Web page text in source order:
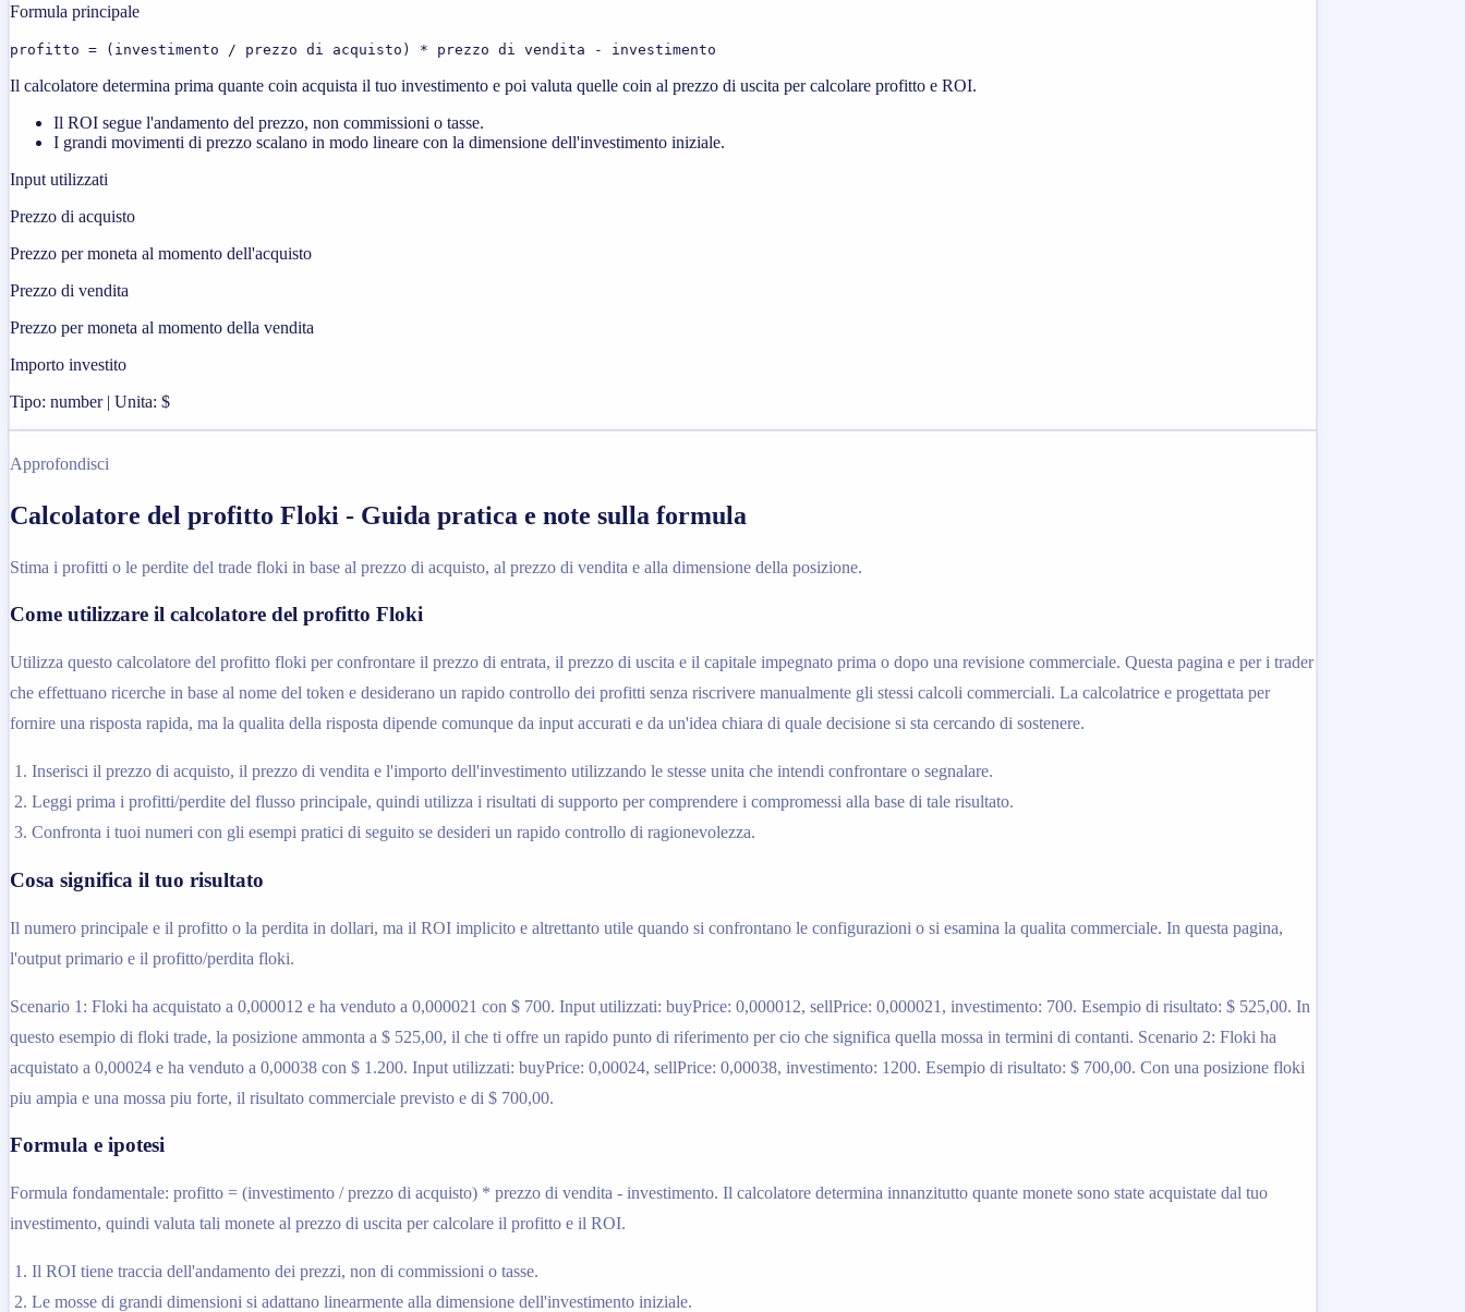
Formula principale
profitto = (investimento / prezzo di acquisto) * prezzo di vendita - investimento
Il calcolatore determina prima quante coin acquista il tuo investimento e poi valuta quelle coin al prezzo di uscita per calcolare profitto e ROI.
Il ROI segue l'andamento del prezzo, non commissioni o tasse.
I grandi movimenti di prezzo scalano in modo lineare con la dimensione dell'investimento iniziale.
Input utilizzati
Prezzo di acquisto
Prezzo per moneta al momento dell'acquisto
Prezzo di vendita
Prezzo per moneta al momento della vendita
Importo investito
Tipo: number | Unita: $
Approfondisci
Calcolatore del profitto Floki - Guida pratica e note sulla formula
Stima i profitti o le perdite del trade floki in base al prezzo di acquisto, al prezzo di vendita e alla dimensione della posizione.
Come utilizzare il calcolatore del profitto Floki
Utilizza questo calcolatore del profitto floki per confrontare il prezzo di entrata, il prezzo di uscita e il capitale impegnato prima o dopo una revisione commerciale. Questa pagina e per i trader
che effettuano ricerche in base al nome del token e desiderano un rapido controllo dei profitti senza riscrivere manualmente gli stessi calcoli commerciali. La calcolatrice e progettata per
fornire una risposta rapida, ma la qualita della risposta dipende comunque da input accurati e da un'idea chiara di quale decisione si sta cercando di sostenere.
Inserisci il prezzo di acquisto, il prezzo di vendita e l'importo dell'investimento utilizzando le stesse unita che intendi confrontare o segnalare.
Leggi prima i profitti/perdite del flusso principale, quindi utilizza i risultati di supporto per comprendere i compromessi alla base di tale risultato.
Confronta i tuoi numeri con gli esempi pratici di seguito se desideri un rapido controllo di ragionevolezza.
Cosa significa il tuo risultato
Il numero principale e il profitto o la perdita in dollari, ma il ROI implicito e altrettanto utile quando si confrontano le configurazioni o si esamina la qualita commerciale. In questa pagina,
l'output primario e il profitto/perdita floki.
Scenario 1: Floki ha acquistato a 0,000012 e ha venduto a 0,000021 con $ 700. Input utilizzati: buyPrice: 0,000012, sellPrice: 0,000021, investimento: 700. Esempio di risultato: $ 525,00. In
questo esempio di floki trade, la posizione ammonta a $ 525,00, il che ti offre un rapido punto di riferimento per cio che significa quella mossa in termini di contanti. Scenario 2: Floki ha
acquistato a 0,00024 e ha venduto a 0,00038 con $ 1.200. Input utilizzati: buyPrice: 0,00024, sellPrice: 0,00038, investimento: 1200. Esempio di risultato: $ 700,00. Con una posizione floki
piu ampia e una mossa piu forte, il risultato commerciale previsto e di $ 700,00.
Formula e ipotesi
Formula fondamentale: profitto = (investimento / prezzo di acquisto) * prezzo di vendita - investimento. Il calcolatore determina innanzitutto quante monete sono state acquistate dal tuo
investimento, quindi valuta tali monete al prezzo di uscita per calcolare il profitto e il ROI.
Il ROI tiene traccia dell'andamento dei prezzi, non di commissioni o tasse.
Le mosse di grandi dimensioni si adattano linearmente alla dimensione dell'investimento iniziale.